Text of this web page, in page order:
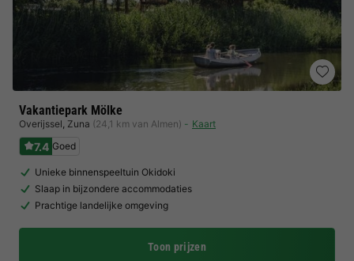
Vakantiepark Mölke
Overijssel, Zuna (24,1 km van Almen) Kaart
7.4 Goed
Unieke binnenspeeltuin Okidoki
Slaap in bijzondere accommodaties
Prachtige landelijke omgeving
Toon prijzen